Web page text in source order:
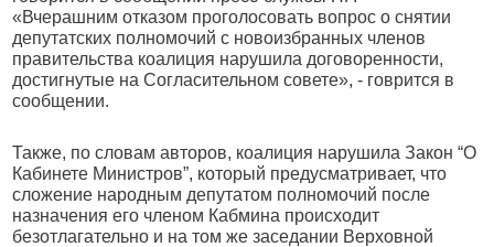
«Вчерашним отказом проголосовать вопрос о снятии
депутатских полномочий с новоизбранных членов
правительства коалиция нарушила договоренности,
достигнутые на Согласительном совете», - говрится в
сообщении.
Также, по словам авторов, коалиция нарушила Закон “О
Кабинете Министров”, который предусматривает, что
сложение народным депутатом полномочий после
назначения его членом Кабмина происходит
безотлагательно и на том же заседании Верховной